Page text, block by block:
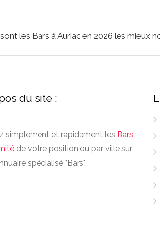
les Bars à Auriac en 2026 les mieux
du site :
simplement et rapidement les Bars
de votre position ou par ville sur
spécialisé "Bars".